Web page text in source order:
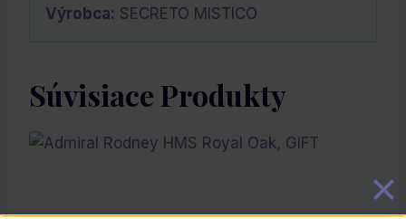
Výrobca: SECRETO MISTICO
Súvisiace Produkty